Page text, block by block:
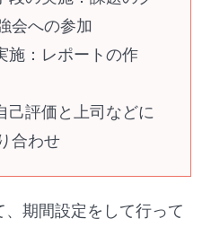
会への参加
施：レポートの作
己評価と上司などに
合わせ
期間設定をして行って